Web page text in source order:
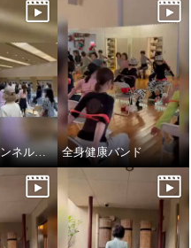
２４Ｈ健康くびれ筋 ビューティ
ーシェイパー やわらかフィット
同色同サイズ２枚組
ブラック ４Ｌ
¥0
ショップチャンネルイベントで全身健康バンド 全身健康バンド